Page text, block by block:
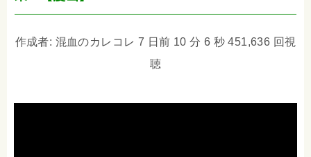
作成者: 混血のカレコレ 7 日前 10 分 6 秒 451,636 回視
聴